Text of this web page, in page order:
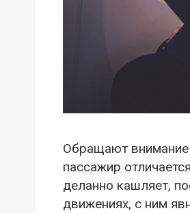
Обращают
пассажир
деланно кашляет,
движениях, с ним